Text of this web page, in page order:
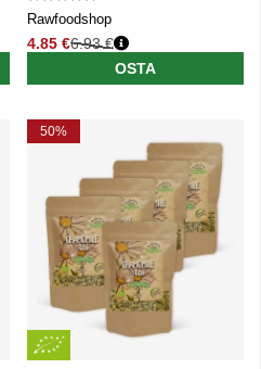
Rawfoodshop
4.85 €
Normaali hinta
6.93 €
OSTA
50%